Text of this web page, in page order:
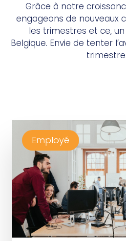
Grâce à notre
engageons de nouveaux
les trimestres et ce,
Belgique. Envie de tenter
trimestre
Employé
Rejoindre notre réseau en